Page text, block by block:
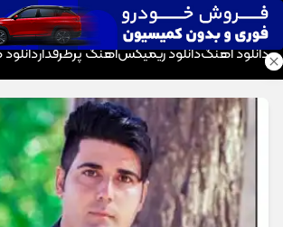
موزیک تار
دانلود آهنگدانلود ریمیکسآهنگ پرطرفدار